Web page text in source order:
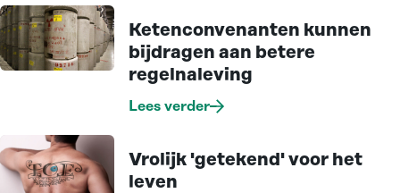
Ketenconvenanten kunnen
bijdragen aan betere
regelnaleving
Lees verder
Vrolijk 'getekend' voor het
leven